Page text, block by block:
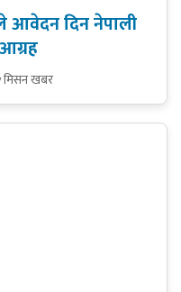
आवेदन दिन नेपाली
मिसन खबर